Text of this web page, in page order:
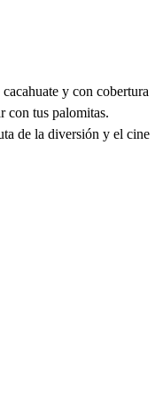
y con cobertura
con tus palomitas.
de la diversión y el cine